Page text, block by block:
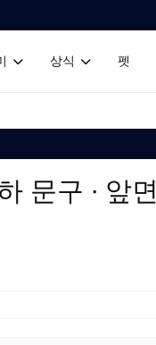
상식 펫
문구 ∙ 앞